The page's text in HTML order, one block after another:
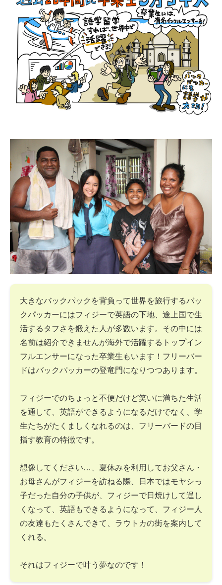
大きなバックパックを背負って世界を旅行するバッ
クパッカーにはフィジーで英語の下地、途上国で生
活するタフさを鍛えた人が多数います。その中には
名前は紹介できませんが海外で活躍するトップイン
フルエンサーになった卒業生もいます！フリーバー
ドはバックパッカーの登竜門になりつつあります。
フィジーでのちょっと不便だけど笑いに満ちた生活
を通して、英語ができるようになるだけでなく、学
生たちがたくましくなれるのは、フリーバードの目
指す教育の特徴です。
想像してください…、夏休みを利用してお父さん・
お母さんがフィジーを訪ねる際、日本ではモヤシっ
子だった自分の子供が、フィジーで日焼けして逞し
くなって、英語もできるようになって、フィジー人
の友達もたくさんできて、ラウトカの街を案内して
くれる。
それはフィジーで叶う夢なのです！